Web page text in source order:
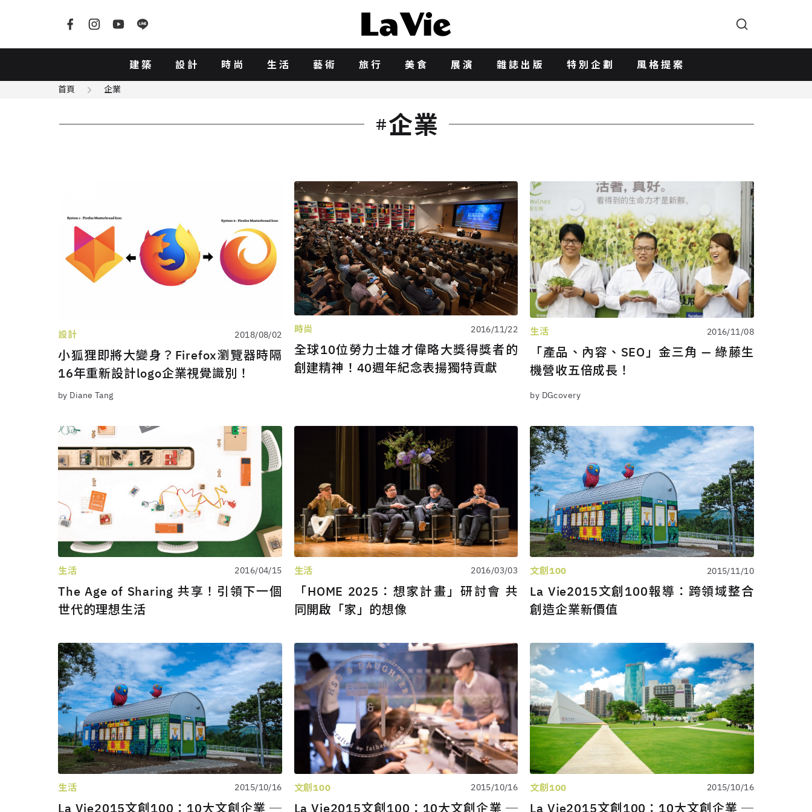
建築 設計 時尚 生活 藝術 旅行 美食 展演 雜誌出版 特別企劃 風格提案
首頁 企業
企業
設計 2018/08/02
小狐狸即將大變身？Firefox瀏覽器時隔
16年重新設計logo企業視覺識別！
by Diane Tang
時尚 2016/11/22
全球10位勞力士雄才偉略大獎得獎者的
創建精神！40週年紀念表揚獨特貢獻
生活 2016/11/08
「產品、內容、SEO」金三角 — 綠藤生
機營收五倍成長！
by DGcovery
生活 2016/04/15
The Age of Sharing 共享！引領下一個
世代的理想生活
生活 2016/03/03
「HOME 2025：想家計畫」研討會 共
同開啟「家」的想像
文創100 2015/11/10
La Vie2015文創100報導：跨領域整合
創造企業新價值
生活 2015/10/16
La Vie2015文創100：10大文創企業 ─
文創100 2015/10/16
La Vie2015文創100：10大文創企業 ─
文創100 2015/10/16
La Vie2015文創100：10大文創企業 ─